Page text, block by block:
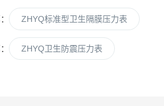
ZHYQ标准型卫生隔膜压力表
ZHYQ卫生防震压力表